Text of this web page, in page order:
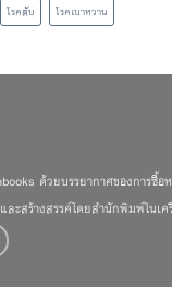
โรคตับ โรคเบาหวาน
ด้วยบรรยากาศของการซื้
ะสร้างสรรค์โดยสำนักพิมพ์ในเค